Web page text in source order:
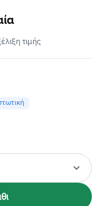
τιμής